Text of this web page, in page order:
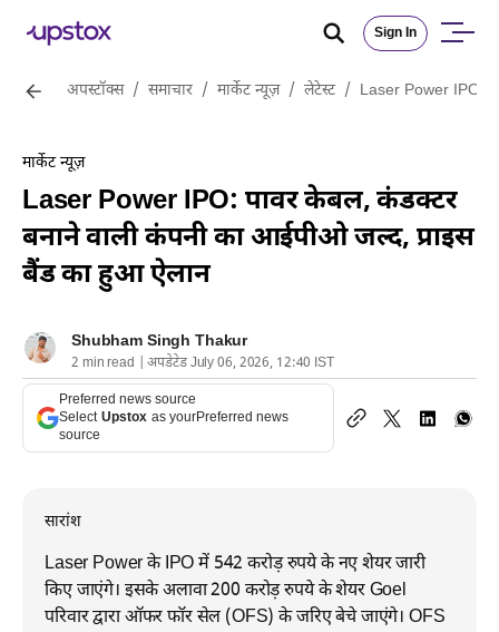
Sign In
अपस्टॉक्स / समाचार / मार्केट न्यूज़ / लेटेस्ट / Laser Power IPO:
मार्केट न्यूज़
Laser Power IPO: पावर केबल, कंडक्टर
बनाने वाली कंपनी का आईपीओ जल्द, प्राइस
बैंड का हुआ ऐलान
Shubham Singh Thakur
2 min read | अपडेटेड July 06, 2026, 12:40 IST
Preferred news source
Select Upstox as yourPreferred news
source
सारांश
Laser Power के IPO में 542 करोड़ रुपये के नए शेयर जारी
किए जाएंगे। इसके अलावा 200 करोड़ रुपये के शेयर Goel
परिवार द्वारा ऑफर फॉर सेल (OFS) के जरिए बेचे जाएंगे। OFS